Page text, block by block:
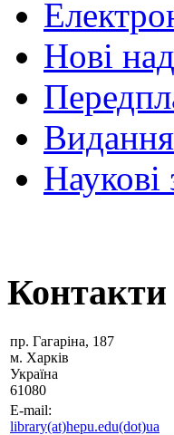
Нові
Видання
Контакти
пр. Гагаріна, 187
м. Харків
Україна
61080
E-mail:
library(at)hepu.edu(dot)ua